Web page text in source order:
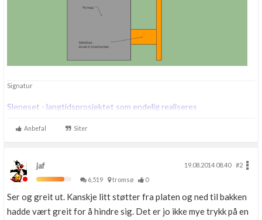
Signatur
Sleneset - langtidsprosjektet som endelig realiseres
Anbefal Siter
jaf 19.08.2014 08.40
#2
6,519
tromsø 0
Ser og greit ut. Kanskje litt støtter fra platen og ned til bakken
hadde vært greit for å hindre sig. Det er jo ikke mye trykk på en